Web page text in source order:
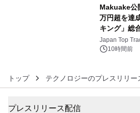
Makuake公
万円超を達
キング」総
浴シンギン
ズ（XL・
Japan Top
10時間前
トップ テクノロジーのプレスリリー
プレスリリース配信